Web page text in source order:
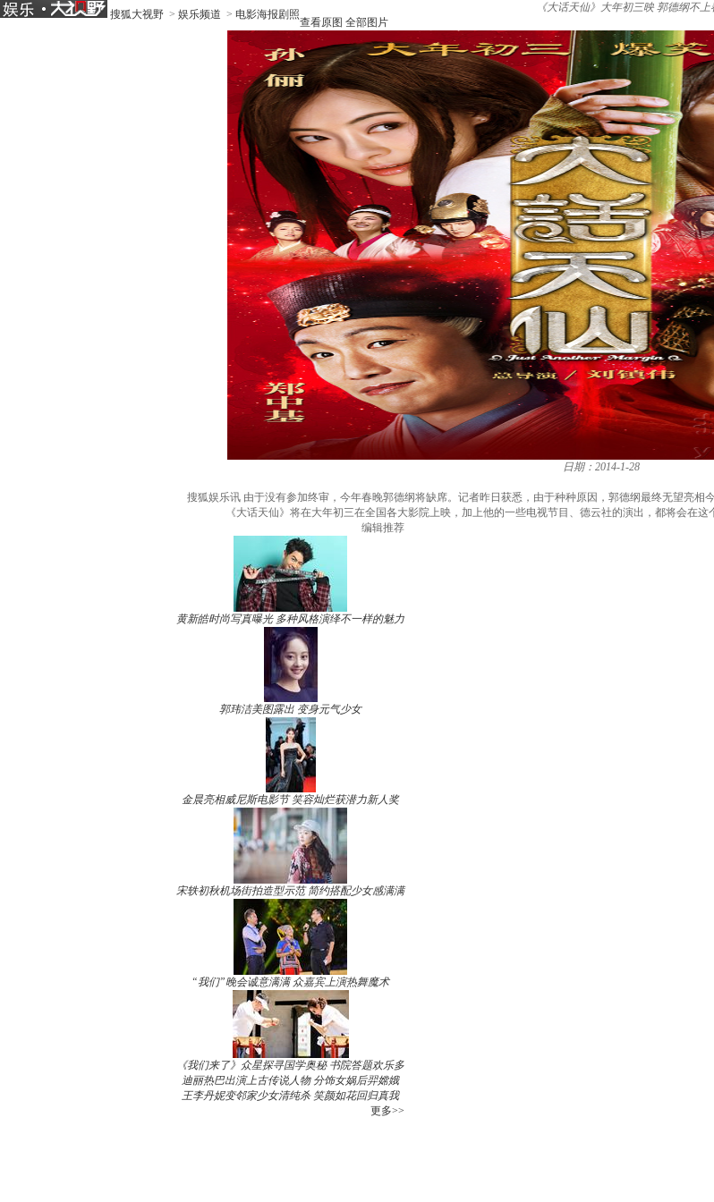
搜狐大视野 > 娱乐频道 > 电影海报剧照
《大话天仙》大年初三映 郭德纲不
查看原图 全部图片
日期：2014-1-28
搜狐娱乐讯 由于没有参加终审，今年春晚郭德纲将缺席。记者昨日获悉，由于种种原因，郭德纲最终无望亮
《大话天仙》将在大年初三在全国各大影院上映，加上他的一些电视节目、德云社的演出，都将会在
编辑推荐
黄新皓时尚写真曝光 多种风格演绎不一样的魅力
郭玮洁美图露出 变身元气少女
金晨亮相威尼斯电影节 笑容灿烂获潜力新人奖
宋轶初秋机场街拍造型示范 简约搭配少女感满满
“我们”晚会诚意满满 众嘉宾上演热舞魔术
《我们来了》众星探寻国学奥秘 书院答题欢乐多
迪丽热巴出演上古传说人物 分饰女娲后羿嫦娥
王李丹妮变邻家少女清纯杀 笑颜如花回归真我
更多>>